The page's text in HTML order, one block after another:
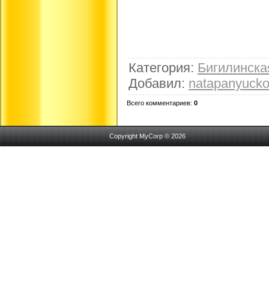
Категория:
Добавил:
Всего комментариев: 0
Copyright MyCorp © 2026